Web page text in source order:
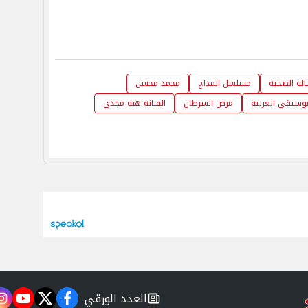
الصحية مسلسل المداح
محمد محسن
العربية مرض السرطان
الفنانة هبة مجدي
العدد الورقي